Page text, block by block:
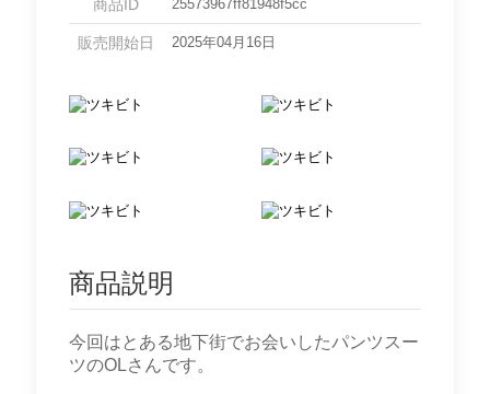
商品ID 25573967ff81948f5cc
販売開始日 2025年04月16日
商品説明
今回はとある地下街でお会いしたパンツスー
ツのOLさんです。